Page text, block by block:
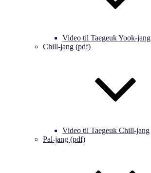
Video til Taegeuk Yook-jang
Chill-jang (pdf)
Video til Taegeuk Chill-jang
Pal-jang (pdf)